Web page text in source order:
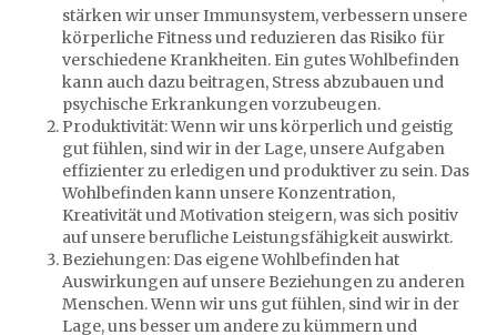
stärken wir unser Immunsystem, verbessern unsere
körperliche Fitness und reduzieren das Risiko für
verschiedene Krankheiten. Ein gutes Wohlbefinden
kann auch dazu beitragen, Stress abzubauen und
psychische Erkrankungen vorzubeugen.
Produktivität: Wenn wir uns körperlich und geistig
gut fühlen, sind wir in der Lage, unsere Aufgaben
effizienter zu erledigen und produktiver zu sein. Das
Wohlbefinden kann unsere Konzentration,
Kreativität und Motivation steigern, was sich positiv
auf unsere berufliche Leistungsfähigkeit auswirkt.
Beziehungen: Das eigene Wohlbefinden hat
Auswirkungen auf unsere Beziehungen zu anderen
Menschen. Wenn wir uns gut fühlen, sind wir in der
Lage, uns besser um andere zu kümmern und